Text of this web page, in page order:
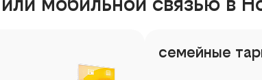
семейные